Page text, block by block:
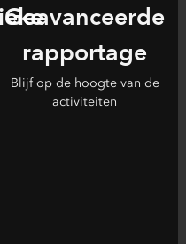
Geavanceerde
rapportage
Blijf op de hoogte van de
activiteiten